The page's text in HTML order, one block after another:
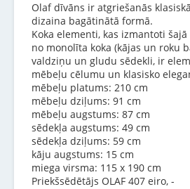
Olaf dīvāns ir atgriešanās
dizaina bagātinātā formā.
Koka elementi, kas izmantoti
no monolīta koka (kājas un roku
valdziņu un gludu sēdekli, ir
mēbeļu cēlumu un klasisko
mēbeļu platums: 210 cm
mēbeļu dziļums: 91 cm
mēbeļu augstums: 87 cm
sēdekļa augstums: 49 cm
sēdekļa dziļums: 59 cm
kāju augstums: 15 cm
miega virsma: 115 x 190 cm
Priekšsēdētājs OLAF 407 eiro, -